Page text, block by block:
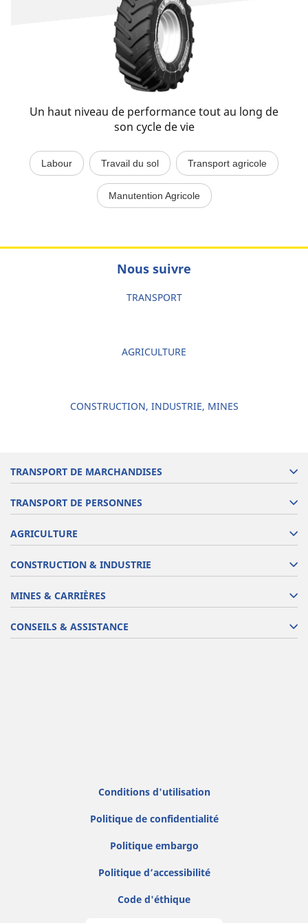
Un haut niveau de performance tout au long de
son cycle de vie
Labour Travail du sol Transport agricole
Manutention Agricole
Nous suivre
TRANSPORT
AGRICULTURE
CONSTRUCTION, INDUSTRIE, MINES
TRANSPORT DE MARCHANDISES
TRANSPORT DE PERSONNES
AGRICULTURE
CONSTRUCTION & INDUSTRIE
MINES & CARRIÈRES
CONSEILS & ASSISTANCE
Conditions d'utilisation
Politique de confidentialité
Politique embargo
Politique d’accessibilité
Code d'éthique